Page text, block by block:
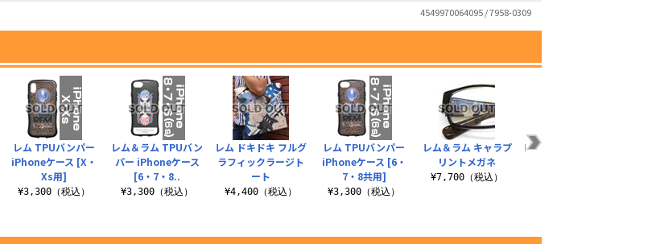
4549970064095 / 7958-0309
レム＆ラム TPUバン
パー iPhoneケース
[6・7・8..
¥3,300（税込）
レム ドキドキ フルグ
ラフィックラージト
ート
¥4,400（税込）
レム TPUバンパー
iPhoneケース [6・
7・8共用]
¥3,300（税込）
レム＆ラム キャラプ
リントメガネ
¥7,700（税込）
レム ドキドキ 100cm
レム TPUバンパー
iPhoneケース [X・
Xs用]
¥3,300（税込）